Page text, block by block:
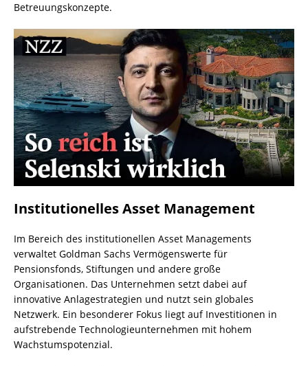
Betreuungskonzepte.
Institutionelles Asset Management
Im Bereich des institutionellen Asset Managements
verwaltet Goldman Sachs Vermögenswerte für
Pensionsfonds, Stiftungen und andere große
Organisationen. Das Unternehmen setzt dabei auf
innovative Anlagestrategien und nutzt sein globales
Netzwerk. Ein besonderer Fokus liegt auf Investitionen in
aufstrebende Technologieunternehmen mit hohem
Wachstumspotenzial.